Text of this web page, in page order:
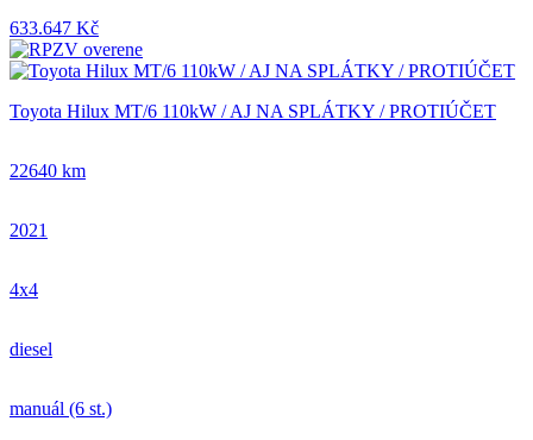
633.647 Kč
Toyota Hilux MT/6 110kW / AJ NA SPLÁTKY / PROTIÚČET
22640 km
2021
4x4
diesel
manuál (6 st.)